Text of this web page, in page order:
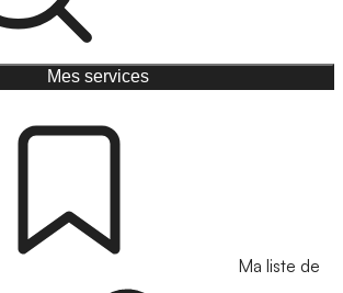
Mes services
Ma liste de